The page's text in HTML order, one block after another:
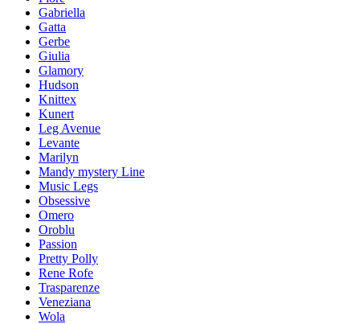
Gabriella
Gatta
Gerbe
Giulia
Glamory
Hudson
Knittex
Kunert
Leg Avenue
Levante
Marilyn
Mandy mystery Line
Music Legs
Obsessive
Omero
Oroblu
Passion
Pretty Polly
Rene Rofe
Trasparenze
Veneziana
Wola